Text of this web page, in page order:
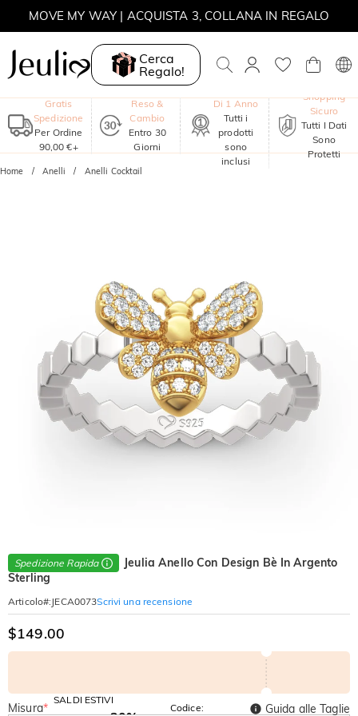
MOVE MY WAY | ACQUISTA 3, COLLANA IN REGALO
Cerca
Regalo!
Gratis
Spedizione
Per Ordine
90,00 €+
Reso &
Cambio
Entro 30
Giorni
Di 1 Anno
Tutti i
prodotti
sono
inclusi
Shopping
Sicuro
Tutti I Dati
Sono
Protetti
Home Anelli Anelli Cocktail
Spedizione Rapida
Jeulia Anello Con Design Bè In Argento
Sterling
Articolo#: JECA0073Scrivi una recensione
$149.00
SALDI ESTIVI
Codice:
Misura*
Guida alle Taglie